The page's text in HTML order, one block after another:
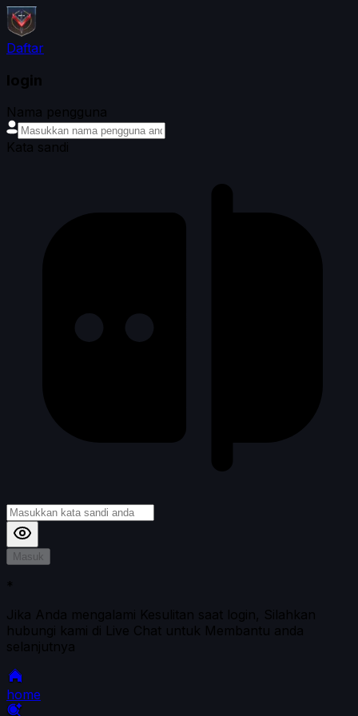
Daftar
login
Nama pengguna
Kata sandi
Masuk
*
Jika Anda mengalami Kesulitan saat login, Silahkan
hubungi kami di Live Chat untuk Membantu anda
selanjutnya
home